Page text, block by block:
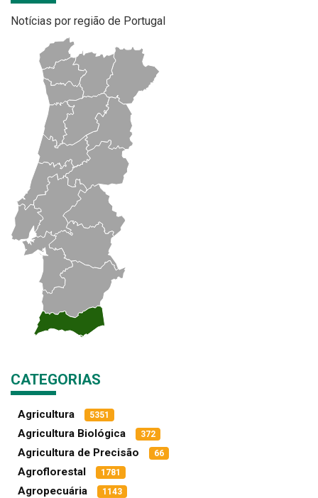
Notícias por região de Portugal
CATEGORIAS
Agricultura 5351
Agricultura Biológica 372
Agricultura de Precisão 66
Agroflorestal 1781
Agropecuária 1143